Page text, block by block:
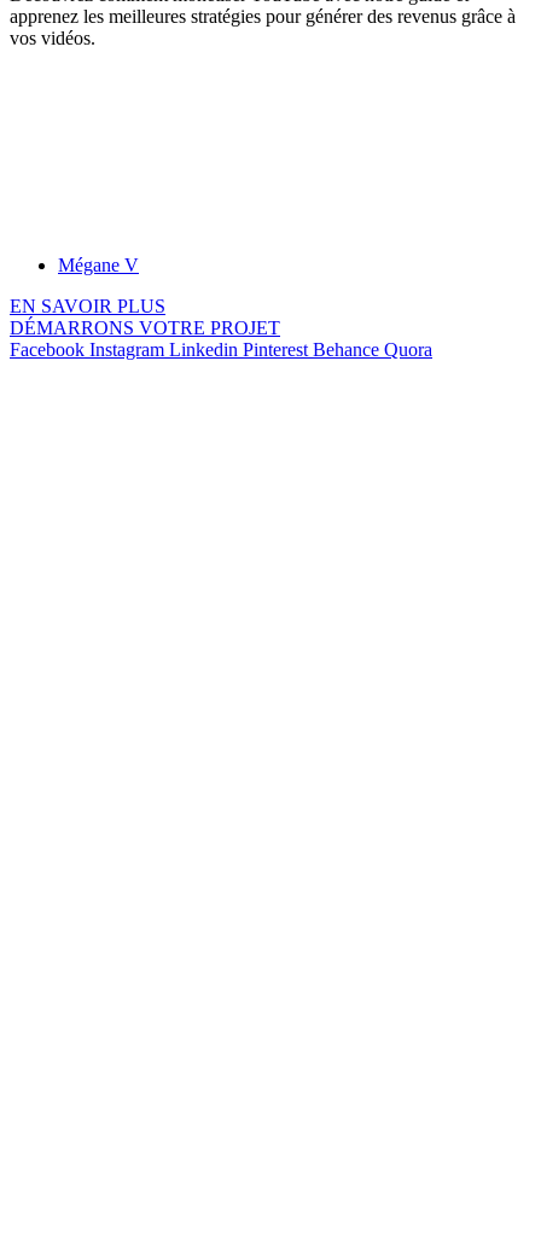
apprenez les meilleures stratégies pour générer des revenus grâce à
vos vidéos.
Mégane V
EN SAVOIR PLUS
DÉMARRONS VOTRE PROJET
Facebook Instagram Linkedin Pinterest Behance Quora